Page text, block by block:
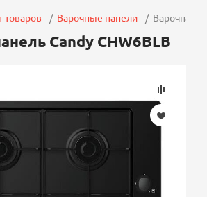
товаров Варочные панели Варочная
Candy CHW6BLB